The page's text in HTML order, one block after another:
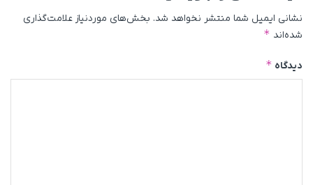
نشانی ایمیل شما منتشر نخواهد شد. بخش‌های موردنیاز علامت‌گذاری
شده‌اند *
دیدگاه *